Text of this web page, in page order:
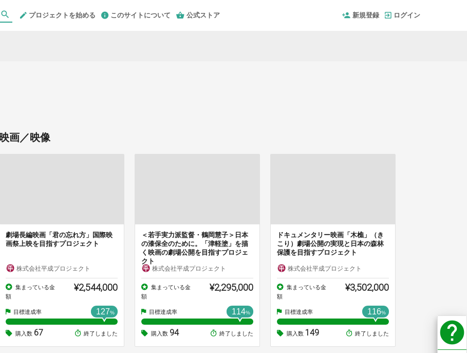
プロジェクトを始める このサイトについて 公式ストア 新規登録 ログイン
映画／映像
劇場長編映画「君の忘れ方」国際映
画祭上映を目指すプロジェクト
株式会社平成プロジェクト
集まっている金
額
¥2,544,000
目標達成率 127%
購入数 67 終了しました
＜若手実力派監督・鶴岡慧子＞日本
の漆保全のために。「津軽塗」を描
く映画の劇場公開を目指すプロジェ
クト
株式会社平成プロジェクト
集まっている金
額
¥2,295,000
目標達成率 114%
購入数 94 終了しました
ドキュメンタリー映画「木樵」（き
こり）劇場公開の実現と日本の森林
保護を目指すプロジェクト
株式会社平成プロジェクト
集まっている金
額
¥3,502,000
目標達成率 116%
購入数 149 終了しました help